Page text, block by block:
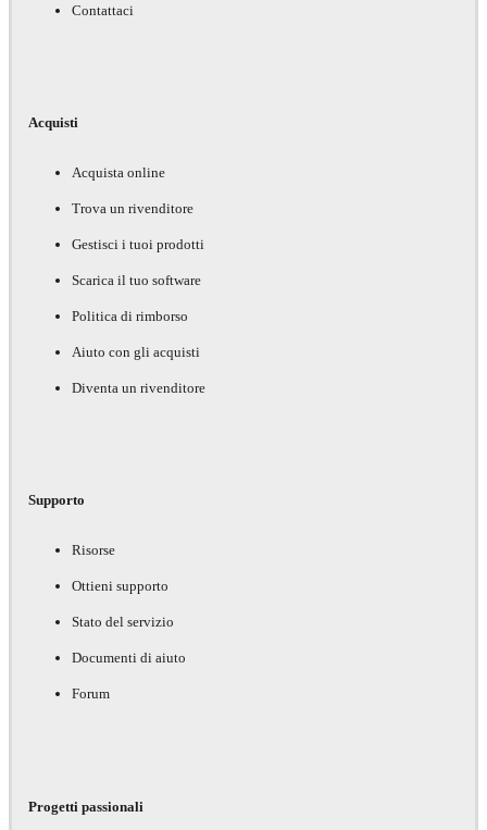
Contattaci
Acquisti
Acquista online
Trova un rivenditore
Gestisci i tuoi prodotti
Scarica il tuo software
Politica di rimborso
Aiuto con gli acquisti
Diventa un rivenditore
Supporto
Risorse
Ottieni supporto
Stato del servizio
Documenti di aiuto
Forum
Progetti passionali